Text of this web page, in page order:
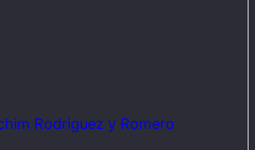
Rodriguez y Romero